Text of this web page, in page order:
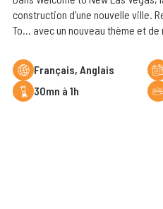
construction d'une nouvelle ville.
To... avec un nouveau thème et
Français, Anglais
30mn à 1h